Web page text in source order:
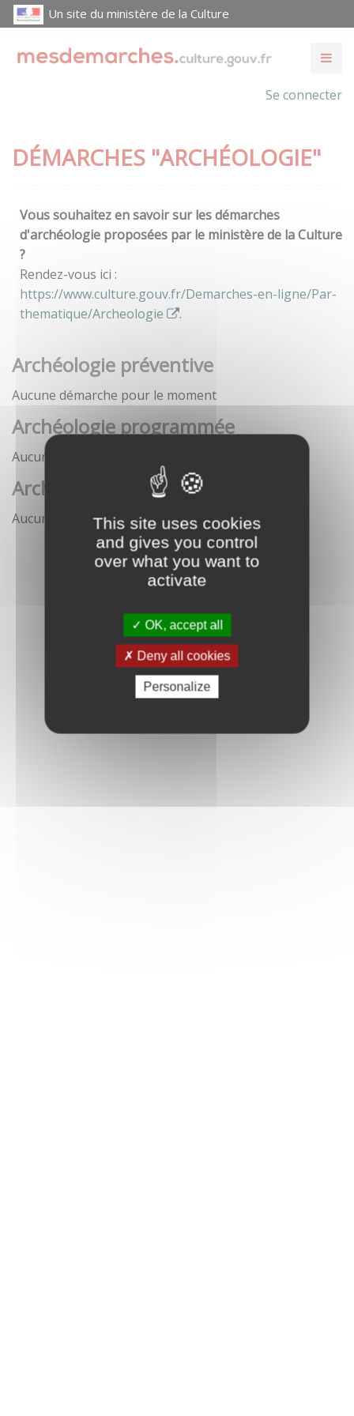
This site uses cookies
and gives you control
over what you want to
activate
OK, accept all
Deny all cookies
Personalize
Un site du ministère de la Culture
Se connecter
DÉMARCHES "ARCHÉOLOGIE"
Vous souhaitez en savoir sur les démarches
d'archéologie proposées par le ministère de la Culture
?
Rendez-vous ici :
https://www.culture.gouv.fr/Demarches-en-ligne/Par-
thematique/Archeologie
.
Archéologie préventive
Aucune démarche pour le moment
Archéologie programmée
Aucune démarche pour le moment
Archéologie sous-marine
Aucune démarche pour le moment